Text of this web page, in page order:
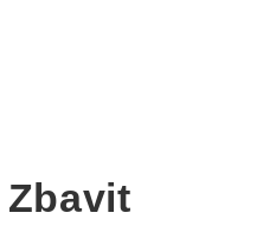
Zbavit